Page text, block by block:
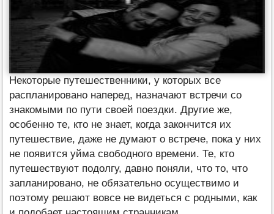
Некоторые путешественники, у которых все
распланировано наперед, назначают встречи со
знакомыми по пути своей поездки. Другие же,
особенно те, кто не знает, когда закончится их
путешествие, даже не думают о встрече, пока у них
не появится уйма свободного времени. Те, кто
путешествуют подолгу, давно поняли, что то, что
запланировано, не обязательно осуществимо и
поэтому решают вовсе не видеться с родными, как